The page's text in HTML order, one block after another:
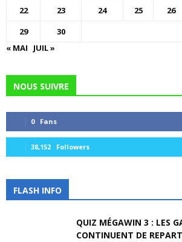
22
23 24 25 26
29
30
« MAI
JUIL »
NOUS SUIVRE
0 Fans
38,152 Followers
FLASH INFO
QUIZ MÉGAWIN 3 : LES
CONTINUENT DE